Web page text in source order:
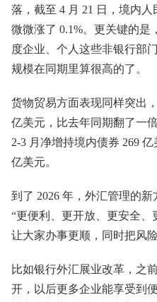
落，截至 4 月 21 日，境内
微微涨了 0.1%。更关键的
度企业、个人这些非银行部
规模在同期里算很高的了。
货物贸易方面表现同样突出
亿美元，比去年同期翻了一
2-3 月净增持境内债券 269
亿美元。
到了 2026 年，外汇管理的
“更便利、更开放、更安全、
让大家办事更顺，同时把风
比如银行外汇展业改革，之
开，以后更多企业能享受到